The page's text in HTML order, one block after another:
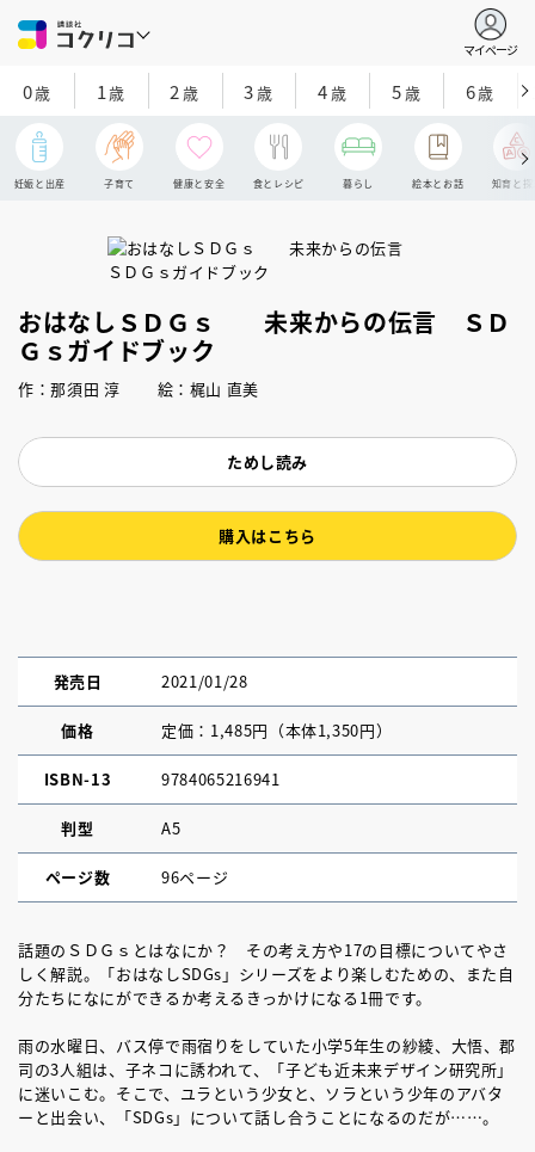
マイページ
0歳 1歳 2 歳 3歳 4歳 5歳 6歳
妊娠と出産 子育て 健康と安全 食とレシピ 暮らし 絵本とお話 知育と探
おはなしＳＤＧｓ 未来からの伝言 ＳＤ
Ｇｓガイドブック
作：那須田 淳 絵：梶山 直美
ためし読み
購入はこちら
発売日 2021/01/28
価格 定価：1,485円（本体1,350円）
ISBN-13 9784065216941
判型 A5
ページ数 96ページ
話題のＳＤＧｓとはなにか？ その考え方や17の目標についてやさ
しく解説。「おはなしSDGs」シリーズをより楽しむための、また自
分たちになにができるか考えるきっかけになる1冊です。
雨の水曜日、バス停で雨宿りをしていた小学5年生の紗綾、大悟、郡
司の3人組は、子ネコに誘われて、「子ども近未来デザイン研究所」
に迷いこむ。そこで、ユラという少女と、ソラという少年のアバタ
ーと出会い、「SDGs」について話し合うことになるのだが……。